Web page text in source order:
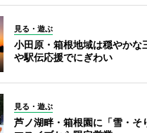
見る・遊ぶ
小田原・箱根地域は穏やか
や駅伝応援でにぎわい
見る・遊ぶ
芦ノ湖畔・箱根園に「雪・